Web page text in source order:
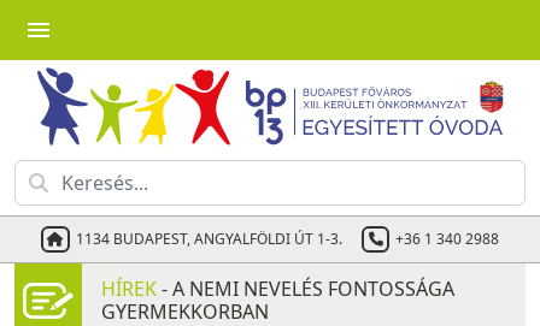
menu
1134 BUDAPEST, ANGYALFÖLDI ÚT 1-3. +36 1 340 2988
HÍREK- A NEMI NEVELÉS FONTOSSÁGA
GYERMEKKORBAN